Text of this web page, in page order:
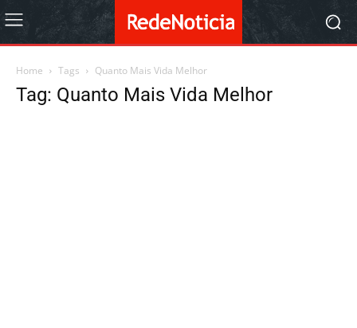
Home Tags Quanto Mais Vida Melhor
Tag: Quanto Mais Vida Melhor